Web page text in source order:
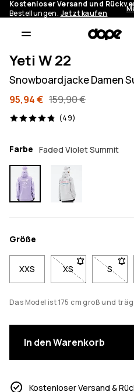
Kostenloser Versand und
Bestellungen. Jetzt kaufen
Yeti W 22
Snowboardjacke Damen
95,94 € 159,90 €
(49)
49 Reviews, 4.8/5
Farbe Faded Violet Summit
Größe
XXS XS- Größe XS
S-
Das Model ist 175 cm groß und
In den Warenkorb
Kostenloser Versand &